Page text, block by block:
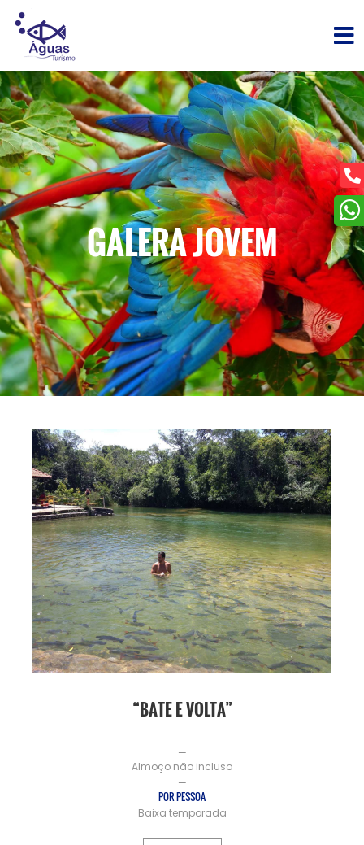
GALERA JOVEM
“BATE E VOLTA”
—
Almoço não incluso
—
POR PESSOA
Baixa temporada